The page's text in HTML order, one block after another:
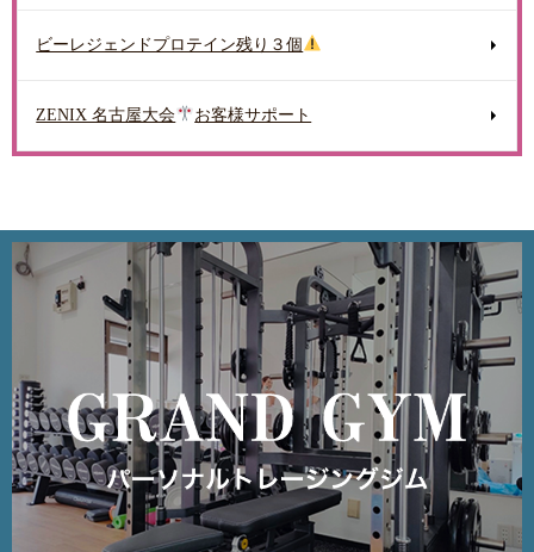
ビーレジェンドプロテイン残り３個
ZENIX 名古屋大会 お客様サポート